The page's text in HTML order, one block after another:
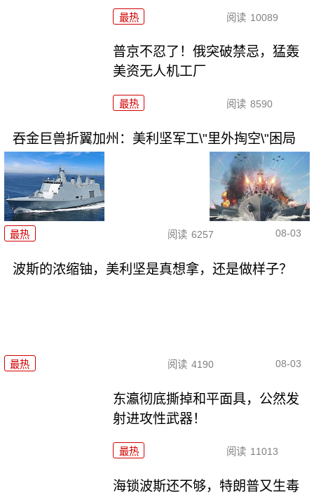
最热 阅读 10089
普京不忍了！俄突破禁忌，猛轰
美资无人机工厂
最热 阅读 8590
吞金巨兽折翼加州：美利坚军工\"里外掏空\"困局
最热 阅读 6257 08-03
波斯的浓缩铀，美利坚是真想拿，还是做样子？
最热 阅读 4190 08-03
东瀛彻底撕掉和平面具，公然发
射进攻性武器！
最热 阅读 11013
海锁波斯还不够，特朗普又生毒